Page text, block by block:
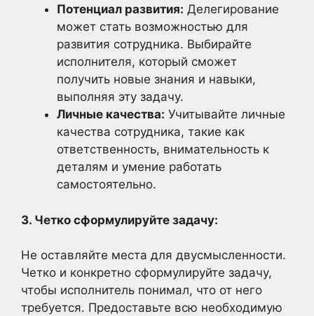
Потенциал развития: Делегирование
может стать возможностью для
развития сотрудника. Выбирайте
исполнителя, который сможет
получить новые знания и навыки,
выполняя эту задачу.
Личные качества: Учитывайте личные
качества сотрудника, такие как
ответственность, внимательность к
деталям и умение работать
самостоятельно.
3. Четко сформулируйте задачу:
Не оставляйте места для двусмысленности.
Четко и конкретно сформулируйте задачу,
чтобы исполнитель понимал, что от него
требуется. Предоставьте всю необходимую